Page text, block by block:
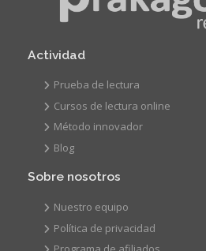
Actividad
Prueba de lectura
Cursos de lectura online
Método innovador
Blog
Sobre nosotros
Nuestro equipo
Política de privacidad